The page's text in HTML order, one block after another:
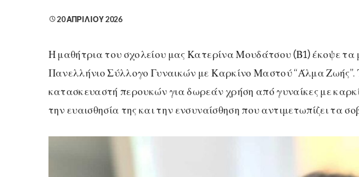
20 ΑΠΡΙΛΊΟΥ 2026
Η μαθήτρια του σχολείου μας Κατερίνα Μουδάτσου (Β1) έκοψε τα
Πανελλήνιο Σύλλογο Γυναικών με Καρκίνο Μαστού “Άλμα
κατασκευαστή περουκών για δωρεάν χρήση από γυναίκες με
την ευαισθησία της και την ενσυναίσθηση που αντιμετωπίζει